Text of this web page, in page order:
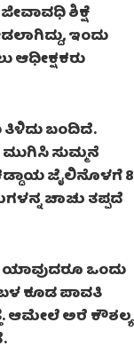
ಶಿಕ್ಷೆ
ಇಂದು
ಆಧೀಕ್ಷಕರು
ತಿಳಿದು ಬಂದಿದೆ.
ಸುಮ್ಮನೆ
ಜೈಲಿನೊಳಗೆ 8
ಚಾಚು ತಪ್ಪದೆ
ಯಾವುದರೂ ಒಂದು
ಕೂಡ ಪಾವತಿ
ಆಮೇಲೆ ಅರೆ ಕೌಶಲ್ಯ